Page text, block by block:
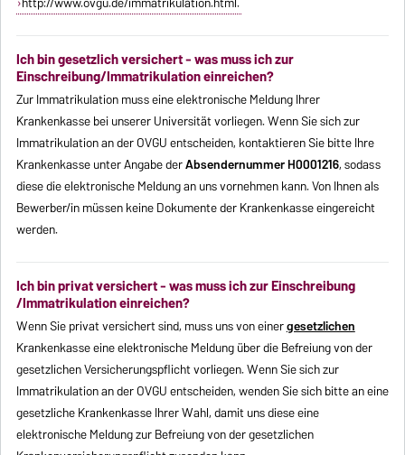
Ich bin gesetzlich versichert - was muss ich zur
Einschreibung/Immatrikulation einreichen?
Zur Immatrikulation muss eine elektronische Meldung Ihrer
Krankenkasse bei unserer Universität vorliegen. Wenn Sie sich zur
Immatrikulation an der OVGU entscheiden, kontaktieren Sie bitte Ihre
Krankenkasse unter Angabe derAbsendernummer H0001216, sodass
diese die elektronische Meldung an uns vornehmen kann. Von Ihnen als
Bewerber/in müssen keine Dokumente der Krankenkasse eingereicht
werden.
Ich bin privat versichert - was muss ich zur Einschreibung
/Immatrikulation einreichen?
Wenn Sie privat versichert sind, muss uns von einergesetzlichen
Krankenkasse eine elektronische Meldung über die Befreiung von der
gesetzlichen Versicherungspflicht vorliegen. Wenn Sie sich zur
Immatrikulation an der OVGU entscheiden, wenden Sie sich bitte an eine
gesetzliche Krankenkasse Ihrer Wahl, damit uns diese eine
elektronische Meldung zur Befreiung von der gesetzlichen